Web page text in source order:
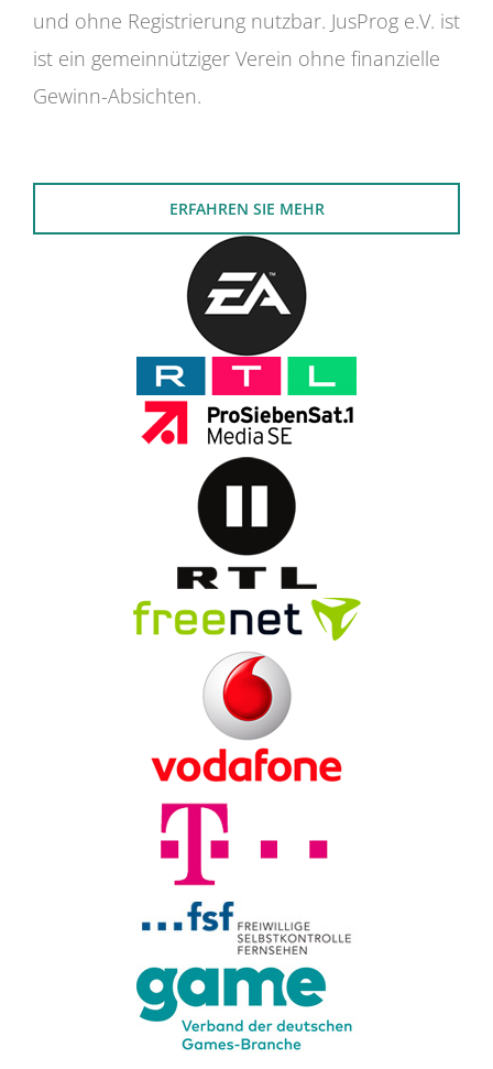
und ohne Registrierung nutzbar. JusProg e.V. ist
ist ein gemeinnütziger Verein ohne finanzielle
Gewinn-Absichten.
ERFAHREN SIE MEHR